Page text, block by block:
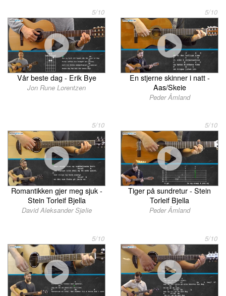
5/10
Vår beste dag - Erik Bye
Jon Rune Lorentzen
5/10
En stjerne skinner i natt -
Aas/Skeie
Peder Åmland
5/10
Romantikken gjer meg sjuk -
Stein Torleif Bjella
David Aleksander Sjølie
5/10
Tiger på sundretur - Stein
Torleif Bjella
Peder Åmland
5/10 5/10